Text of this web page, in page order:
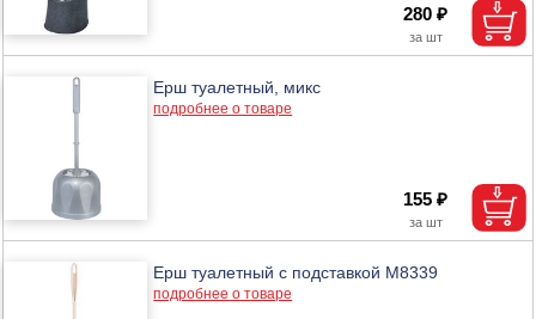
280 ₽
Ерш туалетный, микс
подробнее о товаре
155 ₽
Ерш туалетный с подставкой М8339
подробнее о товаре